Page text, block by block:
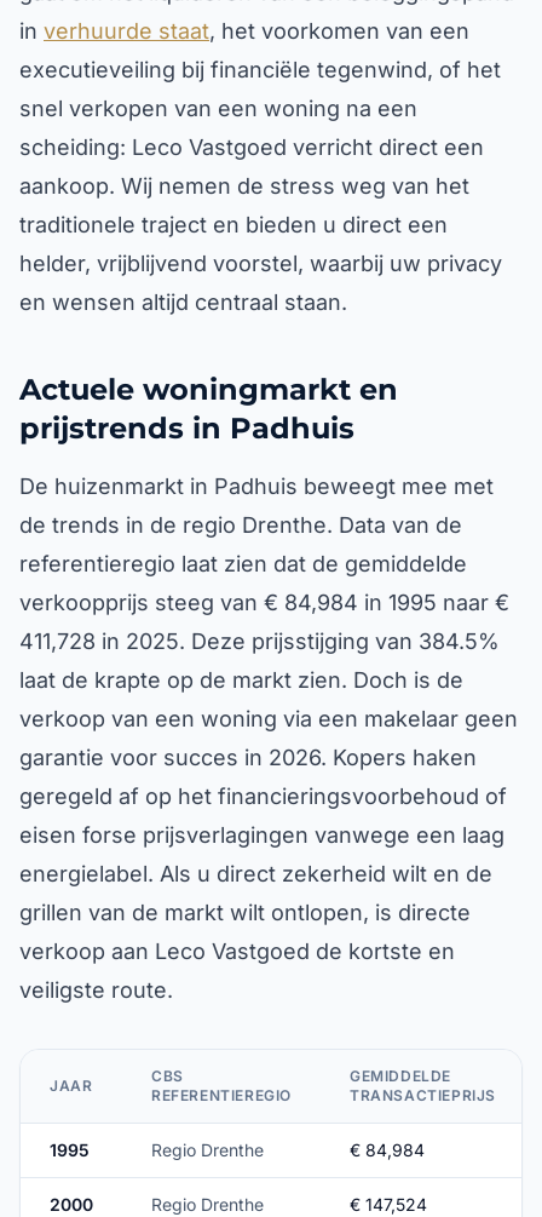
in verhuurde staat, het voorkomen van een
executieveiling bij financiële tegenwind, of het
snel verkopen van een woning na een
scheiding: Leco Vastgoed verricht direct een
aankoop. Wij nemen de stress weg van het
traditionele traject en bieden u direct een
helder, vrijblijvend voorstel, waarbij uw privacy
en wensen altijd centraal staan.
Actuele woningmarkt en
prijstrends in Padhuis
De huizenmarkt in Padhuis beweegt mee met
de trends in de regio Drenthe. Data van de
referentieregio laat zien dat de gemiddelde
verkoopprijs steeg van € 84,984 in 1995 naar €
411,728 in 2025. Deze prijsstijging van 384.5%
laat de krapte op de markt zien. Doch is de
verkoop van een woning via een makelaar geen
garantie voor succes in 2026. Kopers haken
geregeld af op het financieringsvoorbehoud of
eisen forse prijsverlagingen vanwege een laag
energielabel. Als u direct zekerheid wilt en de
grillen van de markt wilt ontlopen, is directe
verkoop aan Leco Vastgoed de kortste en
veiligste route.
JAAR
CBS
REFERENTIEREGIO
GEMIDDELDE
TRANSACTIEPRIJS
1995 Regio Drenthe € 84,984
2000 Regio Drenthe € 147,524